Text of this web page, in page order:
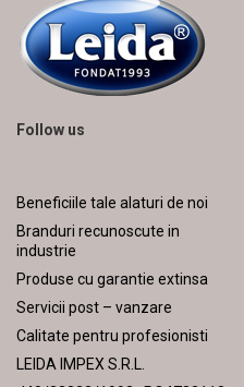
Follow us
Beneficiile tale alaturi de noi
Branduri recunoscute in
industrie
Produse cu garantie extinsa
Servicii post – vanzare
Calitate pentru profesionisti
LEIDA IMPEX S.R.L.